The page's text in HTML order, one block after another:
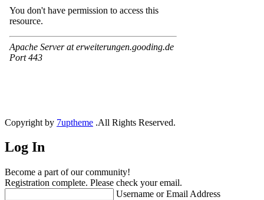
Copyright by 7uptheme .All Rights Reserved.
Log In
Become a part of our community!
Registration complete. Please check your email.
Username or Email Address